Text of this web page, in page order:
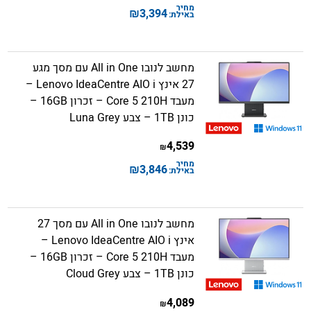
מחיר
באילת:3,394
₪
מחשב לנובו All in One עם מסך מגע
27 אינץ Lenovo IdeaCentre AIO i –
מעבד Core 5 210H – זכרון 16GB –
כונן 1TB – צבע Luna Grey
4,539
₪
מחיר
באילת:3,846
₪
מחשב לנובו All in One עם מסך 27
אינץ Lenovo IdeaCentre AIO i –
מעבד Core 5 210H – זכרון 16GB –
כונן 1TB – צבע Cloud Grey
4,089
₪